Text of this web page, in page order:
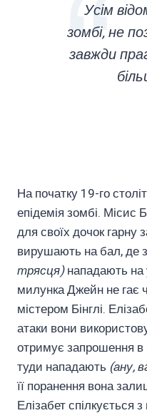
Усім
зомбі, не
завжди
На початку 19-го
епідемія зомбі. Місис
для своїх дочок гарну
вирушають на бал, де
трясця)нападають на
милунка Джейн не гає
містером Бінглі.
атаки вони
отримує запрошення
туди нападають (ану,
її поранення вона
Елізабет спілкується